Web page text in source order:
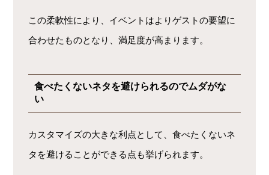
この柔軟性により、イベントはよりゲストの要望に
合わせたものとなり、満足度が高まります。
食べたくないネタを避けられるのでムダがな
い
カスタマイズの大きな利点として、食べたくないネ
タを避けることができる点も挙げられます。